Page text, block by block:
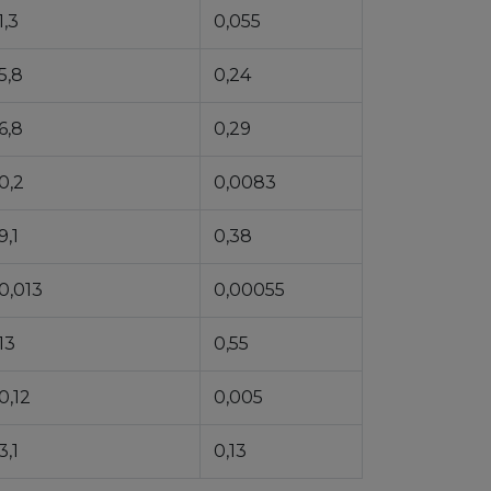
0,055
0,24
6,8 0,29
0,2 0,0083
9,1 0,38
0,013 0,00055
0,55
0,12 0,005
0,13